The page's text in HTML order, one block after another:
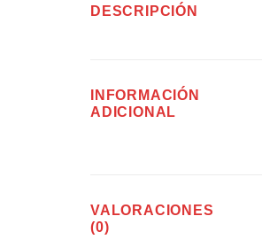
DESCRIPCIÓN
INFORMACIÓN
ADICIONAL
VALORACIONES
(0)